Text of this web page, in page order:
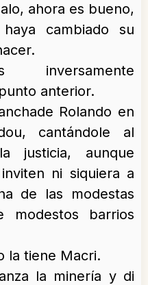
ahora es bueno,
cambiado su
inversamente
anterior.
Rolando en
cantándole al
justicia, aunque
ni siquiera a
de las modestas
modestos barrios
la tiene Macri.
la minería y di